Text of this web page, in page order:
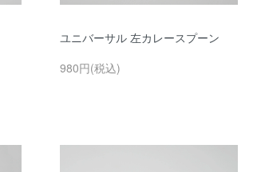
ユニバーサル 左カレースプーン
980円(税込)